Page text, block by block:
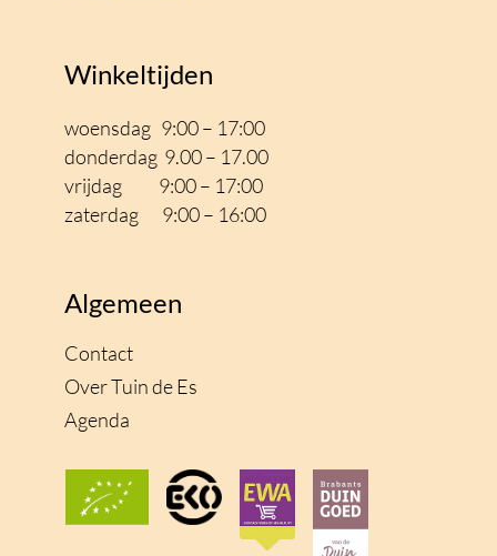
Winkeltijden
woensdag 9:00 – 17:00
donderdag 9.00 – 17.00
vrijdag 9:00 – 17:00
zaterdag 9:00 – 16:00
Algemeen
Contact
Over Tuin de Es
Agenda